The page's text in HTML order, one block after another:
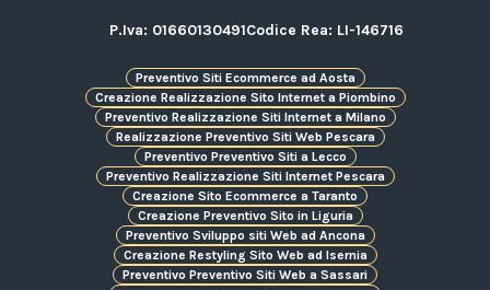
P.Iva: 01660130491Codice Rea: LI-146716
Preventivo Siti Ecommerce ad Aosta
Creazione Realizzazione Sito Internet a Piombino
Preventivo Realizzazione Siti Internet a Milano
Realizzazione Preventivo Siti Web Pescara
Preventivo Preventivo Siti a Lecco
Preventivo Realizzazione Siti Internet Pescara
Creazione Sito Ecommerce a Taranto
Creazione Preventivo Sito in Liguria
Preventivo Sviluppo siti Web ad Ancona
Creazione Restyling Sito Web ad Isernia
Preventivo Preventivo Siti Web a Sassari